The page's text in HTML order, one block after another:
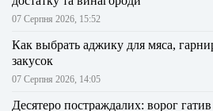
07 Серпня 2026, 15:52
Как выбрать аджику для мяса,
закусок
07 Серпня 2026, 14:05
Десятеро постраждалих: ворог